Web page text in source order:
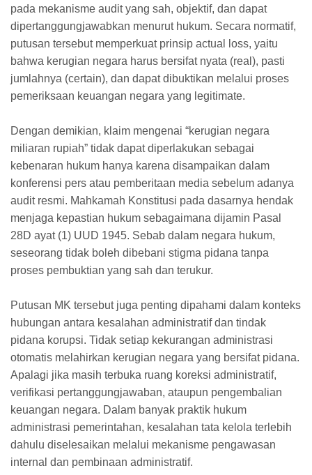
pada mekanisme audit yang sah, objektif, dan dapat
dipertanggungjawabkan menurut hukum. Secara normatif,
putusan tersebut memperkuat prinsip actual loss, yaitu
bahwa kerugian negara harus bersifat nyata (real), pasti
jumlahnya (certain), dan dapat dibuktikan melalui proses
pemeriksaan keuangan negara yang legitimate.
Dengan demikian, klaim mengenai “kerugian negara
miliaran rupiah” tidak dapat diperlakukan sebagai
kebenaran hukum hanya karena disampaikan dalam
konferensi pers atau pemberitaan media sebelum adanya
audit resmi. Mahkamah Konstitusi pada dasarnya hendak
menjaga kepastian hukum sebagaimana dijamin Pasal
28D ayat (1) UUD 1945. Sebab dalam negara hukum,
seseorang tidak boleh dibebani stigma pidana tanpa
proses pembuktian yang sah dan terukur.
Putusan MK tersebut juga penting dipahami dalam konteks
hubungan antara kesalahan administratif dan tindak
pidana korupsi. Tidak setiap kekurangan administrasi
otomatis melahirkan kerugian negara yang bersifat pidana.
Apalagi jika masih terbuka ruang koreksi administratif,
verifikasi pertanggungjawaban, ataupun pengembalian
keuangan negara. Dalam banyak praktik hukum
administrasi pemerintahan, kesalahan tata kelola terlebih
dahulu diselesaikan melalui mekanisme pengawasan
internal dan pembinaan administratif.